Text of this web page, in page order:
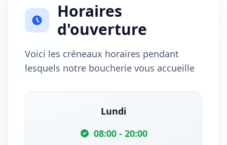
Horaires
d'ouverture
Voici les créneaux horaires pendant
lesquels notre boucherie vous accueille
Lundi
08:00 - 20:00